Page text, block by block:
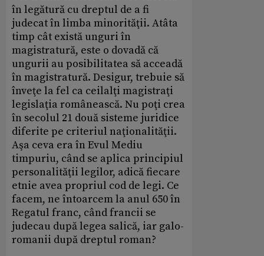
în legătură cu dreptul de a fi
judecat în limba minorităţii. Atâta
timp cât există unguri în
magistratură, este o dovadă că
ungurii au posibilitatea să acceadă
în magistratură. Desigur, trebuie să
înveţe la fel ca ceilalţi magistraţi
legislaţia românească. Nu poţi crea
în secolul 21 două sisteme juridice
diferite pe criteriul naţionalităţii.
Aşa ceva era în Evul Mediu
timpuriu, când se aplica principiul
personalităţii legilor, adică fiecare
etnie avea propriul cod de legi. Ce
facem, ne întoarcem la anul 650 în
Regatul franc, când francii se
judecau după legea salică, iar galo-
romanii după dreptul roman?